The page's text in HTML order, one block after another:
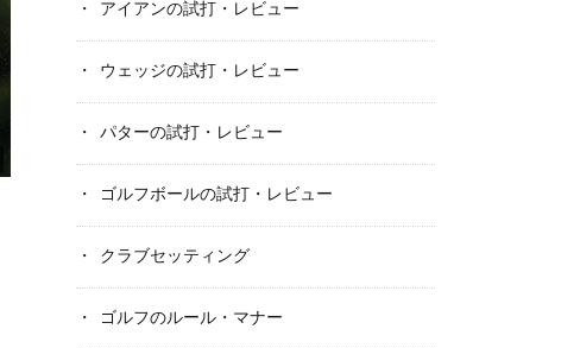
アイアンの試打・レビュー
ウェッジの試打・レビュー
パターの試打・レビュー
ゴルフボールの試打・レビュー
クラブセッティング
ゴルフのルール・マナー